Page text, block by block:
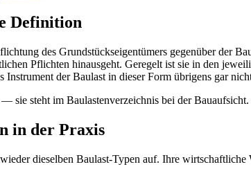
Definition
des Grundstückseigentümers gegenüber der
Pflichten hinausgeht. Geregelt ist sie in den
Instrument der Baulast in dieser Form übrigens gar
sie steht im Baulastenverzeichnis bei der
in der Praxis
dieselben Baulast-Typen auf. Ihre